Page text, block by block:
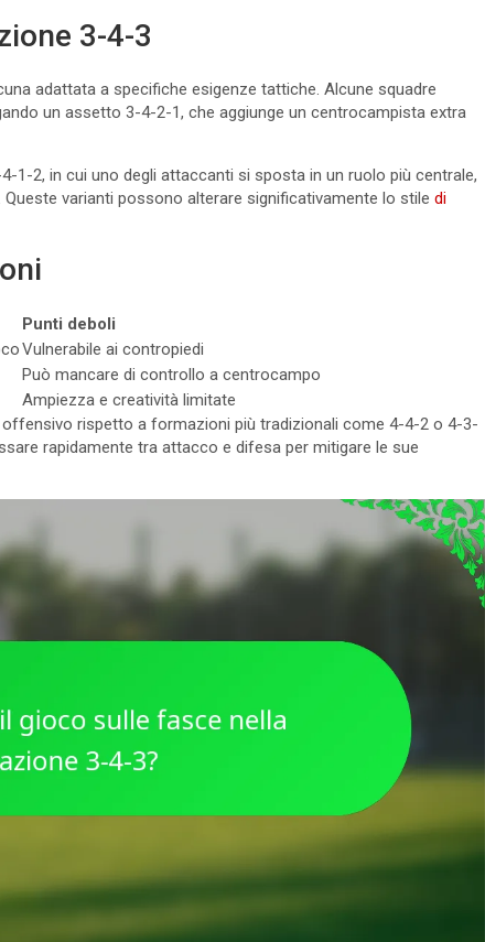
3-4-3
adattata a specifiche esigenze tattiche. Alcune squadre
un assetto 3-4-2-1, che aggiunge un centrocampista extra
1-2, in cui uno degli attaccanti si sposta in un ruolo più centrale,
varianti possono alterare significativamente lo stile di
Punti deboli
Vulnerabile ai contropiedi
Può mancare di controllo a centrocampo
Ampiezza e creatività limitate
rispetto a formazioni più tradizionali come 4-4-2 o 4-3-
rapidamente tra attacco e difesa per mitigare le sue